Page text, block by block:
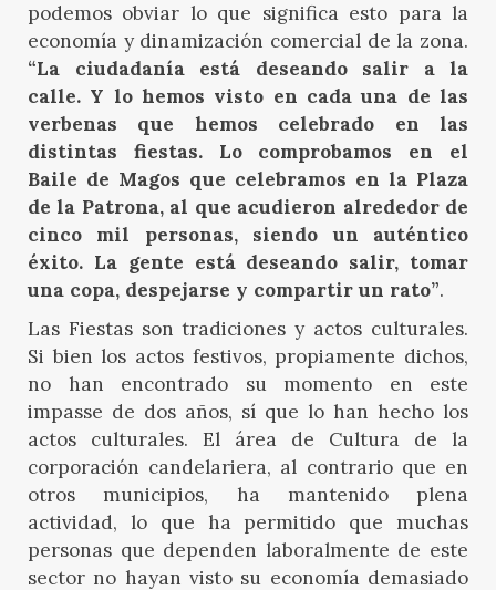
podemos obviar lo que significa esto para la
economía y dinamización comercial de la zona.
“La ciudadanía está deseando salir a la
calle. Y lo hemos visto en cada una de las
verbenas que hemos celebrado en las
distintas fiestas. Lo comprobamos en el
Baile de Magos que celebramos en la Plaza
de la Patrona, al que acudieron alrededor de
cinco mil personas, siendo un auténtico
éxito. La gente está deseando salir, tomar
una copa, despejarse y compartir un rato”.
Las Fiestas son tradiciones y actos culturales.
Si bien los actos festivos, propiamente dichos,
no han encontrado su momento en este
impasse de dos años, sí que lo han hecho los
actos culturales. El área de Cultura de la
corporación candelariera, al contrario que en
otros municipios, ha mantenido plena
actividad, lo que ha permitido que muchas
personas que dependen laboralmente de este
sector no hayan visto su economía demasiado